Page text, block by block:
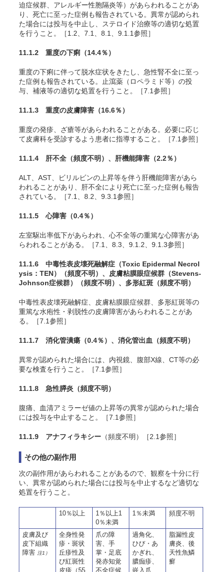
迫症候群、アレルギー性胞隔炎等）があらわれることがあ
り、死亡に至った症例も報告されている。異常が認められ
た場合には投与を中止し、ステロイド治療等の適切な処置
を行うこと。［1.2、7.1、8.1、9.1.1参照］
11.1.2 重度の下痢 （14.4％）
重度の下痢に伴って脱水症状をきたし、急性腎不全に至っ
た症例も報告されている。止瀉薬（ロペラミド等）の投
与、補液等の適切な処置を行うこと。［7.1参照］
11.1.3 重度の皮膚障害 （16.6％）
重度の発疹、ざ瘡等があらわれることがある。必要に応じ
て皮膚科を受診するよう患者に指導すること。［7.1参照］
11.1.4 肝不全 （頻度不明） 、肝機能障害 （2.2％）
ALT、AST、ビリルビンの上昇等を伴う肝機能障害があら
われることがあり、肝不全により死亡に至った症例も報告
されている。［7.1、8.2、9.3.1参照］
11.1.5 心障害 （0.4％）
左室駆出率低下があらわれ、心不全等の重篤な心障害があ
らわれることがある。［7.1、8.3、9.1.2、9.1.3参照］
11.1.6 中毒性表皮壊死融解症（Toxic Epidermal Necrol
ysis：TEN）
（頻度不明） 、皮膚粘膜眼症候群（Stevens-
Johnson症候群）
（頻度不明） 、多形紅斑 （頻度不明）
中毒性表皮壊死融解症、皮膚粘膜眼症候群、多形紅斑等の
重篤な水疱性・剥脱性の皮膚障害があらわれることがあ
る。［7.1参照］
11.1.7 消化管潰瘍 （0.4％） 、消化管出血 （頻度不明）
異常が認められた場合には、内視鏡、腹部X線、CT等の必
要な検査を行うこと。［7.1参照］
11.1.8 急性膵炎 （頻度不明）
腹痛、血清アミラーゼ値の上昇等の異常が認められた場合
には投与を中止すること。［7.1参照］
11.1.9 アナフィラキシー （頻度不明）［2.1参照］
その他の副作用
次の副作用があらわれることがあるので、観察を十分に行
い、異常が認められた場合には投与を中止するなど適切な
処置を行うこと。
10％以上
1％以上1
0％未満
1％未満 頻度不明
皮膚及び
皮下組織
障害 注1）
全身性発
疹・斑状
丘疹性及
び紅斑性
皮疹（55.
爪の障
害、手
掌・足底
発赤知覚
不全症候
過角化、
ひび・あ
かぎれ、
膿痂疹、
嵌入爪、
脂漏性皮
膚炎、後
天性魚鱗
癬